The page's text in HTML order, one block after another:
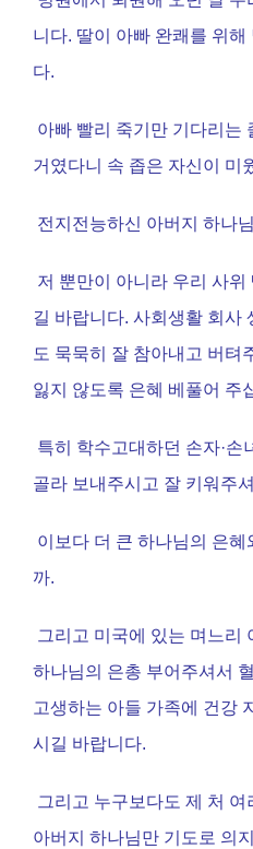
니다. 딸이 아빠 완쾌를 위해
다.
아빠 빨리 죽기만 기다리는
거였다니 속 좁은 자신이 미
전지전능하신 아버지 하나님
저 뿐만이 아니라 우리 사위
길 바랍니다. 사회생활 회사
도 묵묵히 잘 참아내고 버텨
잃지 않도록 은혜 베풀어 주
특히 학수고대하던 손자·손
골라 보내주시고 잘 키워주
이보다 더 큰 하나님의 은혜
까.
그리고 미국에 있는 며느리
하나님의 은총 부어주셔서
고생하는 아들 가족에 건강
시길 바랍니다.
그리고 누구보다도 제 처 여
아버지 하나님만 기도로 의